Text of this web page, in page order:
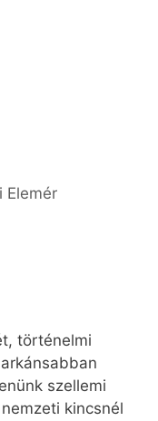
Elemér
történelmi
szellemi
kincsnél